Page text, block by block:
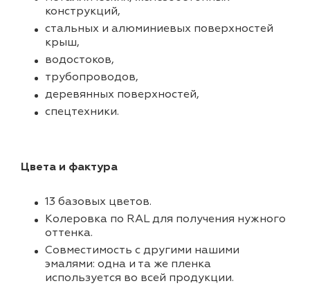
конструкций,
стальных и алюминиевых поверхностей
крыш,
водостоков,
трубопроводов,
деревянных поверхностей,
спецтехники.
Цвета и фактура
13 базовых цветов.
Колеровка по RAL для получения нужного
оттенка.
Совместимость с другими нашими
эмалями: одна и та же пленка
используется во всей продукции.